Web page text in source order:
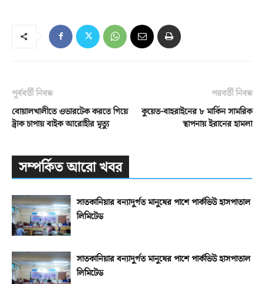
পূর্ববর্তী নিবন্ধ
বোয়ালখালীতে ওভারটেক করতে গিয়ে
ট্রাক চাপায় বাইক আরোহীর মৃত্যু
পরবর্তী নিবন্ধ
কুয়েত-বাহরাইনের ৮ মার্কিন সামরিক
স্থাপনায় ইরানের হামলা
সম্পর্কিত আরো খবর
সাতকানিয়ার বন্যাদুর্গত মানুষের পাশে পার্কভিউ হাসপাতাল
লিমিটেড
সাতকানিয়ার বন্যাদুর্গত মানুষের পাশে পার্কভিউ হাসপাতাল
লিমিটেড